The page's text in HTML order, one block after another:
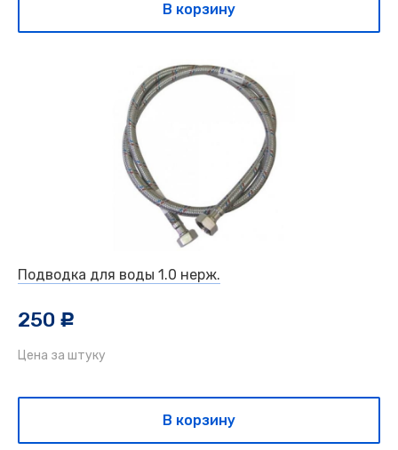
В корзину
Подводка для воды 1.0 нерж.
250 c
Цена за штуку
В корзину